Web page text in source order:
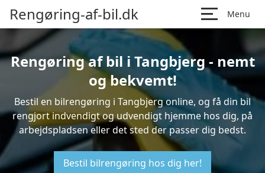
Rengøring-af-bil.dk Menu
Rengøring af bil i Tangbjerg - nemt
og bekvemt!
Bestil en bilrengøring i Tangbjerg online, og få din bil
rengjort indvendigt og udvendigt hjemme hos dig, på
arbejdspladsen eller det sted der passer dig bedst.
Bestil bilrengøring hos dig her!